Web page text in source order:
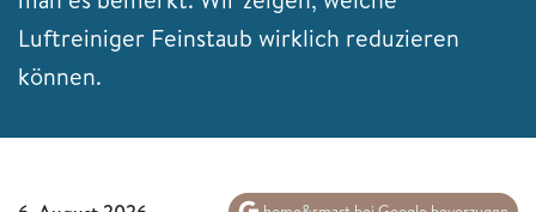
Luftreiniger Feinstaub wirklich reduzieren
können.